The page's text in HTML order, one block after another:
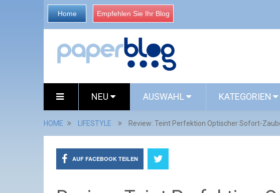
Home Empfehlen Sie Ihr Blog
NEU AUSWAHL KATEGORIEN
HOME LIFESTYLE Review: Teint Perfektion Optischer Sofort-
AUF FACEBOOK TEILEN